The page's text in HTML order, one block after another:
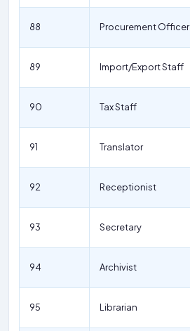
88 Procurement Officer
89 Import/Export Staff
90 Tax Staff
91 Translator
92 Receptionist
93 Secretary
94 Archivist
95 Librarian